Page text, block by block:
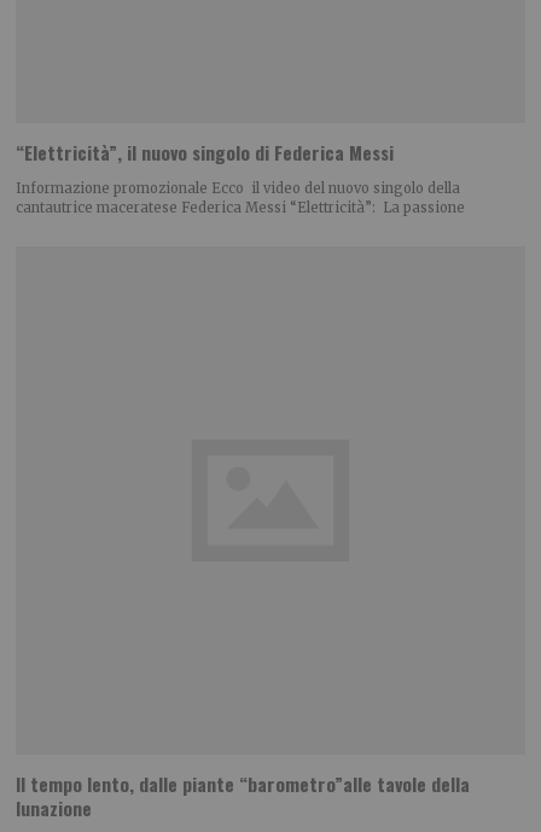
“Elettricità”, il nuovo singolo di Federica Messi
Informazione promozionale Ecco il video del nuovo singolo della
cantautrice maceratese Federica Messi “Elettricità”: La passione
Il tempo lento, dalle piante “barometro”alle tavole della
lunazione